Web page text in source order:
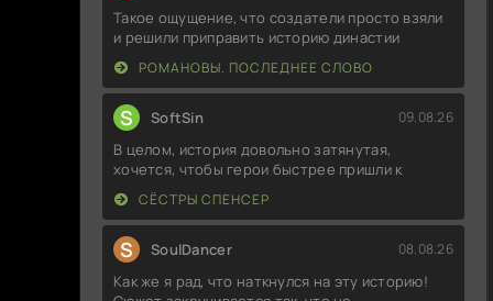
Такое ощущение, что создатели просто взяли
и решили приправить историю династии
РОМАНОВЫ. ПОСЛЕДНЕЕ СЛОВО
S SoftSin 09.08.26
В целом, история довольно затянутая,
хочется, чтобы герои быстрее пришли к
СЁСТРЫ СПЕНСЕР
S SoulDancer 08.08.26
Как же я рад, что наткнулся на эту историю!